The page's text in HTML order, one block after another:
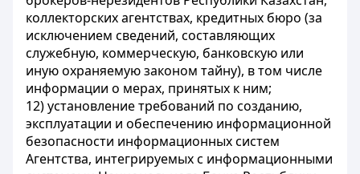
коллекторских агентствах, кредитных бюро (за
исключением сведений, составляющих
служебную, коммерческую, банковскую или
иную охраняемую законом тайну), в том числе
информации о мерах, принятых к ним;
12) установление требований по созданию,
эксплуатации и обеспечению информационной
безопасности информационных систем
Агентства, интегрируемых с информационными